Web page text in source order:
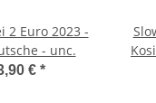
2 Euro 2023 -
- unc.
€ *